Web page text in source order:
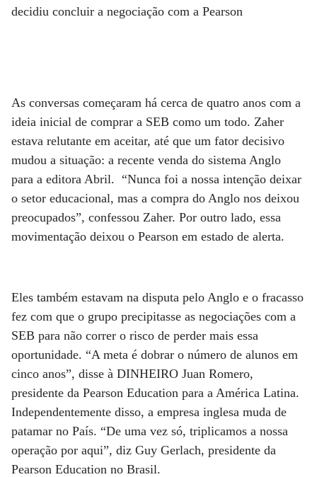
decidiu concluir a negociação com a Pearson
As conversas começaram há cerca de quatro anos com a
ideia inicial de comprar a SEB como um todo. Zaher
estava relutante em aceitar, até que um fator decisivo
mudou a situação: a recente venda do sistema Anglo
para a editora Abril. “Nunca foi a nossa intenção deixar
o setor educacional, mas a compra do Anglo nos deixou
preocupados”, confessou Zaher. Por outro lado, essa
movimentação deixou o Pearson em estado de alerta.
Eles também estavam na disputa pelo Anglo e o fracasso
fez com que o grupo precipitasse as negociações com a
SEB para não correr o risco de perder mais essa
oportunidade. “A meta é dobrar o número de alunos em
cinco anos”, disse à DINHEIRO Juan Romero,
presidente da Pearson Education para a América Latina.
Independentemente disso, a empresa inglesa muda de
patamar no País. “De uma vez só, triplicamos a nossa
operação por aqui”, diz Guy Gerlach, presidente da
Pearson Education no Brasil.